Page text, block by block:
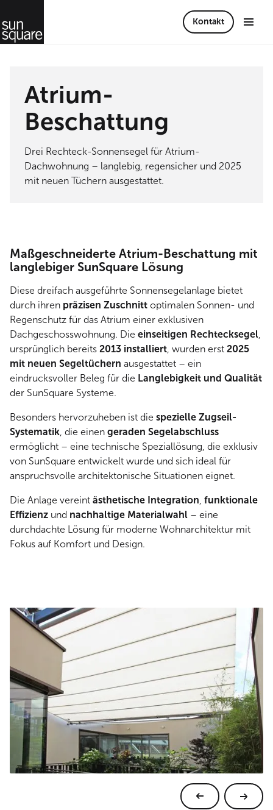
Kontakt
Atrium-
Beschattung
Drei Rechteck-Sonnensegel für Atrium-
Dachwohnung – langlebig, regensicher und 2025
mit neuen Tüchern ausgestattet.
Maßgeschneiderte Atrium-Beschattung mit
langlebiger SunSquare Lösung
Diese dreifach ausgeführte Sonnensegelanlage bietet
durch ihren präzisen Zuschnitt optimalen Sonnen- und
Regenschutz für das Atrium einer exklusiven
Dachgeschosswohnung. Die einseitigen Rechtecksegel,
ursprünglich bereits 2013 installiert, wurden erst 2025
mit neuen Segeltüchern ausgestattet – ein
eindrucksvoller Beleg für die Langlebigkeit und Qualität
der SunSquare Systeme.
Besonders hervorzuheben ist die spezielle Zugseil-
Systematik, die einen geraden Segelabschluss
ermöglicht – eine technische Speziallösung, die exklusiv
von SunSquare entwickelt wurde und sich ideal für
anspruchsvolle architektonische Situationen eignet.
Die Anlage vereint ästhetische Integration, funktionale
Effizienz und nachhaltige Materialwahl – eine
durchdachte Lösung für moderne Wohnarchitektur mit
Fokus auf Komfort und Design.